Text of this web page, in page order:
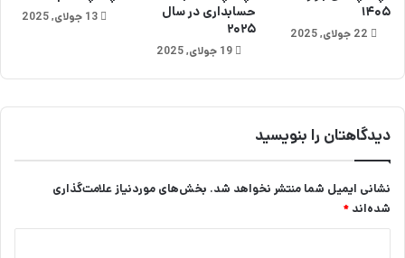
ن
ی
ا
ی
س
A
ت
و
۱۴۰۵
22 جولای, 2025
حسابداری در سال
۲۰۲۵
19 جولای, 2025
13 جولای, 2025
دیدگاهتان را بنویسید
نشانی ایمیل شما منتشر نخواهد شد. بخش‌های موردنیاز علامت‌گذاری
شده‌اند *